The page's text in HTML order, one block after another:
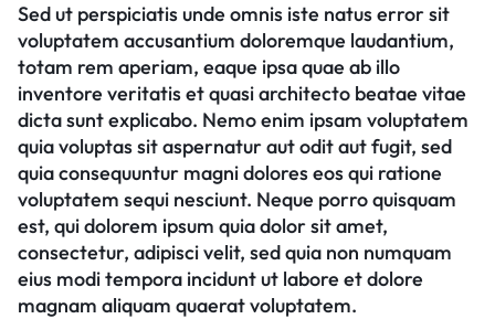
Sed ut perspiciatis unde omnis iste natus error sit
voluptatem accusantium doloremque laudantium,
totam rem aperiam, eaque ipsa quae ab illo
inventore veritatis et quasi architecto beatae vitae
dicta sunt explicabo. Nemo enim ipsam voluptatem
quia voluptas sit aspernatur aut odit aut fugit, sed
quia consequuntur magni dolores eos qui ratione
voluptatem sequi nesciunt. Neque porro quisquam
est, qui dolorem ipsum quia dolor sit amet,
consectetur, adipisci velit, sed quia non numquam
eius modi tempora incidunt ut labore et dolore
magnam aliquam quaerat voluptatem.